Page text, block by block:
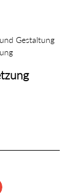
Gestaltung